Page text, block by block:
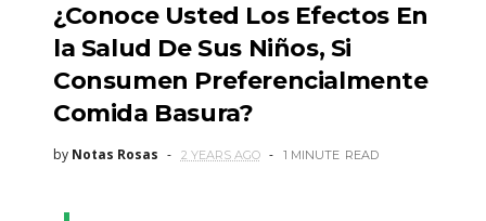
¿Conoce Usted Los Efectos En
la Salud De Sus Niños, Si
Consumen Preferencialmente
Comida Basura?
by Notas Rosas 2 YEARS AGO 1 MINUTE READ